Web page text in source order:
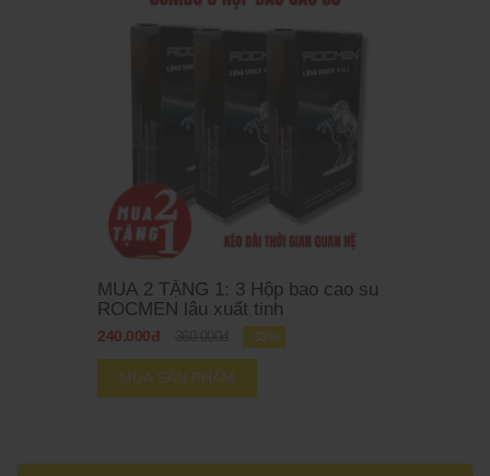
MUA 2 TẶNG 1: 3 Hộp bao cao su
ROCMEN lâu xuất tinh
240.000đ -33%
MUA SẢN PHẨM